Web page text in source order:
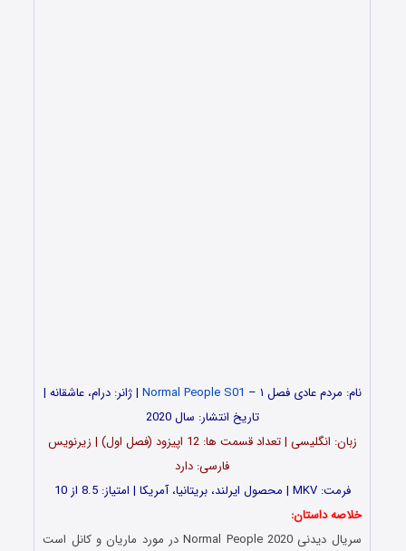
نام: مردم عادی فصل ۱ – Normal People S01 | ژانر: درام، عاشقانه |
تاریخ انتشار: سال 2020
زبان: انگلیسی | تعداد قسمت ها: 12 اپیزود (فصل اول) | زیرنویس
فارسی: دارد
فرمت: MKV | محصول ایرلند، بریتانیا، آمریکا | امتیاز: 8.5 از 10
خلاصه داستان:
سریال دیدنی Normal People 2020 در مورد ماریان و کانل است